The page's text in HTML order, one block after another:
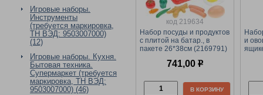
Игровые наборы.
Инструменты
(требуется маркировка,
ТН ВЭД: 9503007000)
(12)
Игровые наборы. Кухня.
Бытовая техника.
Супермаркет (требуется
маркировка, ТН ВЭД:
9503007000) (46)
код 219634
Набор посуды и продуктов
с плитой на батар., в
пакете 26*38см (2169791)
741,00 р
В КОРЗИНУ
и